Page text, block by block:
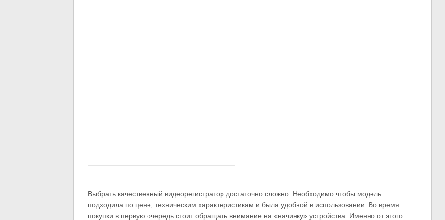
Выбрать качественный видеорегистратор достаточно сложно. Необходимо чтобы модель
подходила по цене, техническим характеристикам и была удобной в использовании. Во время
покупки в первую очередь стоит обращать внимание на «начинку» устройства. Именно от этого